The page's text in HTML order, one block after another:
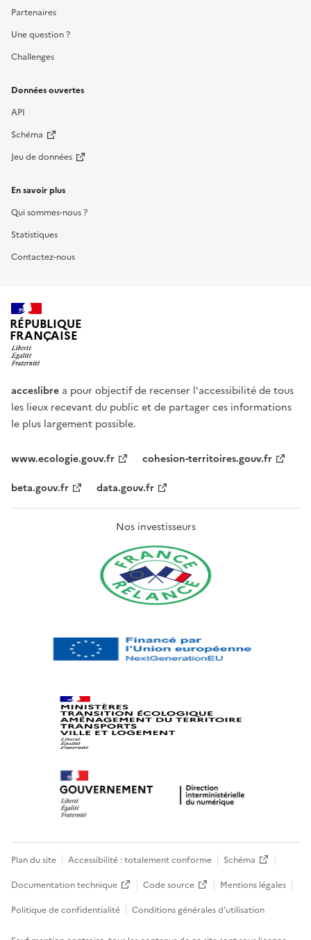
Partenaires
Une question ?
Challenges
Données ouvertes
API
Schéma
Jeu de données
En savoir plus
Qui sommes-nous ?
Statistiques
Contactez-nous
RÉPUBLIQUE
FRANÇAISE
acceslibre a pour objectif de recenser l'accessibilité de tous
les lieux recevant du public et de partager ces informations
le plus largement possible.
www.ecologie.gouv.fr
cohesion-territoires.gouv.fr
beta.gouv.fr
data.gouv.fr
Nos investisseurs
Plan du site Accessibilité : totalement conforme
Schéma
Documentation technique
Code source
Mentions légales
Politique de confidentialité
Conditions générales d’utilisation